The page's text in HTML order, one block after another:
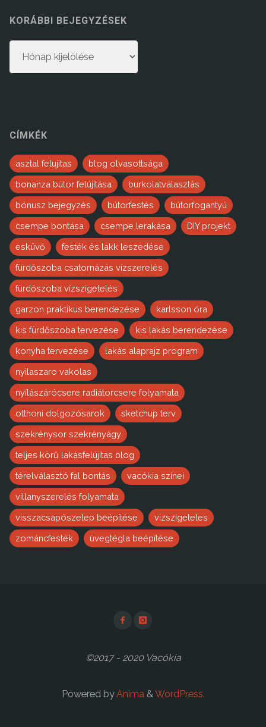
KORÁBBI BEJEGYZÉSEK
bejegyzések
CÍMKÉK
asztal felujitas blog olvasottsága
bonanza bútor felújítása burkolatválasztás
bónusz bejegyzés bútorfestés bútorfogantyú
csempe bontása csempe lerakása DIY projekt
esküvő festék és lakk leszedése
fürdőszoba csatornázás vízszerelés
fürdőszoba vízszigetelés
garzon praktikus berendezése karlsson óra
kis fürdőszoba tervezése kis lakás berendezése
konyha tervezése lakás alaprajz program
nyilaszaro vakolas
nyílászárócsere radiátorcsere folyamata
otthoni dolgozósarok sketchup terv
szekrénysor szekrényágy
teljes körű lakásfelújítás blog
térelválasztó fal bontás vacókia színei
villanyszerelés folyamata
visszacsapószelep beépítése vizszigeteles
zománcfesték üvegtégla beépítése
©2017 - 2020 Vacókia
Powered byAnima&WordPress.